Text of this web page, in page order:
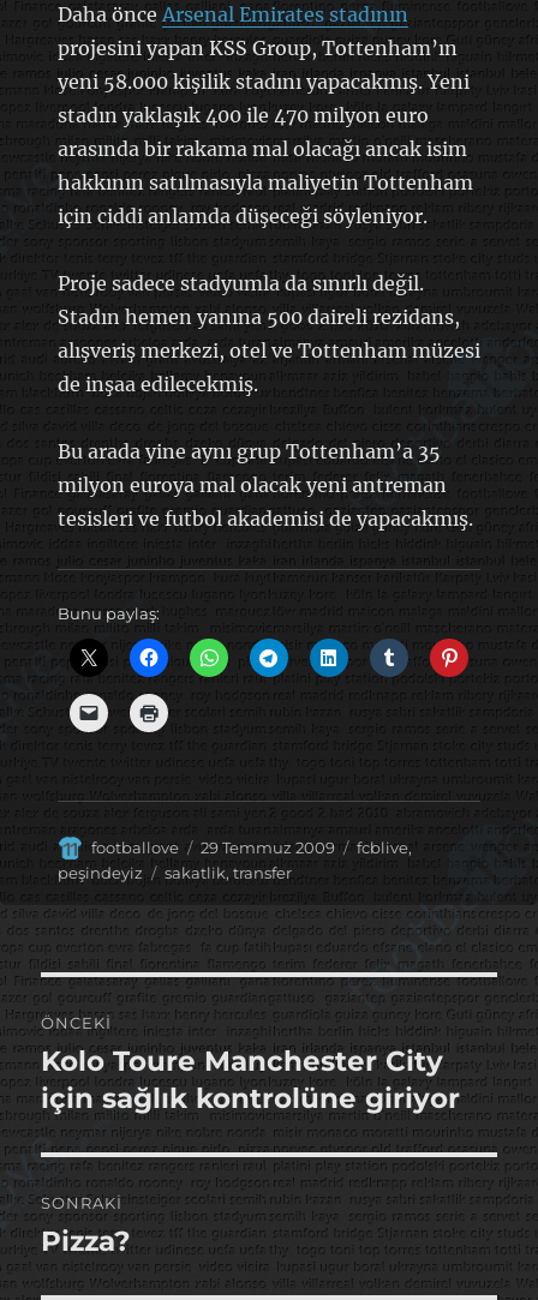
Daha önce Arsenal Emirates stadının
projesini yapan KSS Group, Tottenham’ın
yeni 58.000 kişilik stadını yapacakmış. Yeni
stadın yaklaşık 400 ile 470 milyon euro
arasında bir rakama mal olacağı ancak isim
hakkının satılmasıyla maliyetin Tottenham
için ciddi anlamda düşeceği söyleniyor.
Proje sadece stadyumla da sınırlı değil.
Stadın hemen yanına 500 daireli rezidans,
alışveriş merkezi, otel ve Tottenham müzesi
de inşaa edilecekmiş.
Bu arada yine aynı grup Tottenham’a 35
milyon euroya mal olacak yeni antreman
tesisleri ve futbol akademisi de yapacakmış.
Bunu paylaş:
Yazar
footballove
Yayın
tarihi
29 Temmuz 2009 Kategoriler
fcblive,
peşindeyiz
Etiketler
sakatlik, transfer
Yazı
gezinmesi
ÖNCEKI
Önceki
yazı:
Kolo Toure Manchester City
için sağlık kontrolüne giriyor
SONRAKI
Sonraki
yazı:
Pizza?